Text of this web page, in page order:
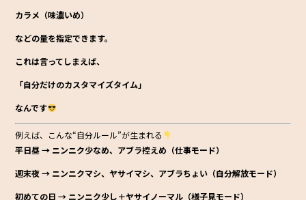
カラメ（味濃いめ）
などの量を指定できます。
これは言ってしまえば、
「自分だけのカスタマイズタイム」
なんです
例えば、こんな“自分ルール”が生まれる
平日昼 → ニンニク少なめ、アブラ控えめ（仕事モード）
週末夜 → ニンニクマシ、ヤサイマシ、アブラちょい（自分解放モード）
初めての日 → ニンニク少し＋ヤサイノーマル（様子見モード）